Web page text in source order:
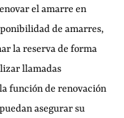
el amarre en
de amarres,
la reserva de forma
llamadas
función de renovación
asegurar su